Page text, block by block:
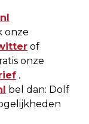
onze
of
onze
.
bel dan: Dolf